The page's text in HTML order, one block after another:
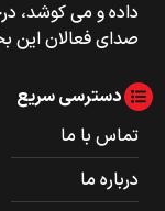
داده و می کوشد،
صدای فعالان این
دسترسی سریع
تماس با ما
درباره ما